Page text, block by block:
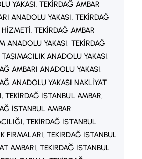
YAKASI, TEKIRDAĞ AMBAR
ANADOLU YAKASI, TEKIRDAĞ
HIZMETI, TEKIRDAĞ AMBAR
ANADOLU YAKASI, TEKIRDAĞ
ANADOLU YAKASI
AMBARI ANADOLU YAKASI
ANADOLU YAKASI NAKLIYAT
, TEKIRDAĞ İSTANBUL AMBAR
İSTANBUL AMBAR
, TEKIRDAĞ İSTANBUL
FIRMALARI, TEKIRDAĞ İSTANBUL
AMBARI, TEKIRDAĞ İSTANBUL